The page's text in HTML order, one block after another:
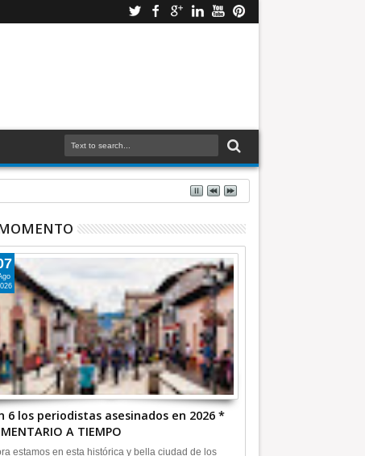
6 los periodistas asesinados en 2026 *
A TIEMPO
estamos en esta histórica y bella ciudad de los